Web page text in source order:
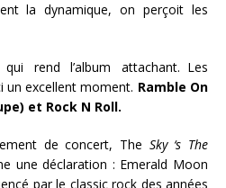
la dynamique, on perçoit les
rend l’album attachant. Les
un excellent moment. Ramble On
et Rock N Roll.
de concert, The Sky ‘s The
une déclaration : Emerald Moon
par le classic rock des années